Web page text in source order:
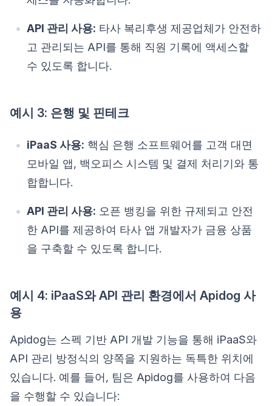
API 관리 사용: 타사 복리후생 제공업체가 안전하
고 관리되는 API를 통해 직원 기록에 액세스할
수 있도록 합니다.
예시 3: 은행 및 핀테크
iPaaS 사용: 핵심 은행 소프트웨어를 고객 대면
모바일 앱, 백오피스 시스템 및 결제 처리기와 통
합합니다.
API 관리 사용: 오픈 뱅킹을 위한 규제되고 안전
한 API를 제공하여 타사 앱 개발자가 금융 상품
을 구축할 수 있도록 합니다.
예시 4: iPaaS와 API 관리 환경에서 Apidog 사
용
Apidog는 스펙 기반 API 개발 기능을 통해 iPaaS와
API 관리 방정식의 양쪽을 지원하는 독특한 위치에
있습니다. 예를 들어, 팀은 Apidog를 사용하여 다음
을 수행할 수 있습니다: